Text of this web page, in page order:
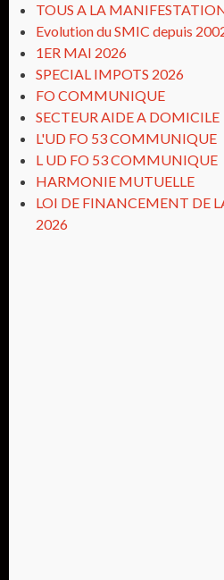
TOUS A LA
Evolution du SMIC depuis
1ER MAI 2026
SPECIAL IMPOTS 2026
FO COMMUNIQUE
SECTEUR AIDE A DOMICILE
L'UD FO 53 COMMUNIQUE
L UD FO 53 COMMUNIQUE
HARMONIE MUTUELLE
LOI DE FINANCEMENT DE
2026